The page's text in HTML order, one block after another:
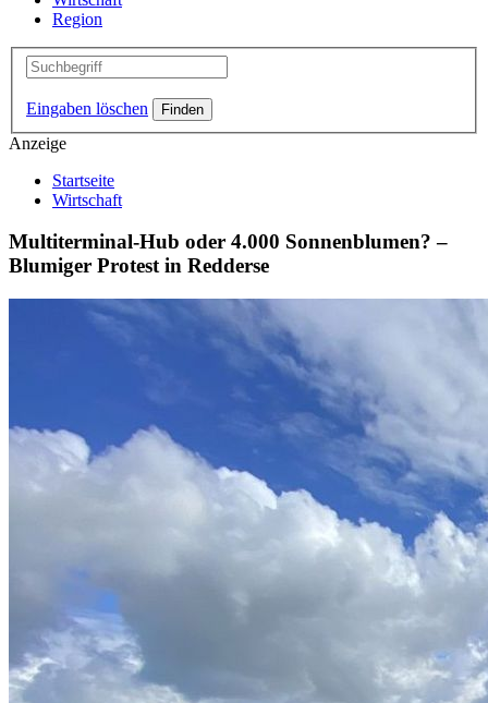
Region
Eingaben löschen
Anzeige
Startseite
Wirtschaft
Multiterminal-Hub oder 4.000 Sonnenblumen? –
Blumiger Protest in Redderse